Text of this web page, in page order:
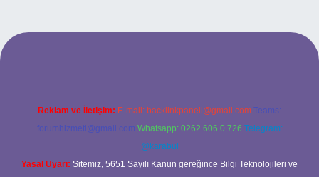
Reklam ve İletişim: E-mail: backlinkpaneli@gmail.com Teams:
forumhizmeti@gmail.com Whatsapp: 0262 606 0 726 Telegram:
@karabul
Yasal Uyarı: Sitemiz, 5651 Sayılı Kanun gereğince Bilgi Teknolojileri ve